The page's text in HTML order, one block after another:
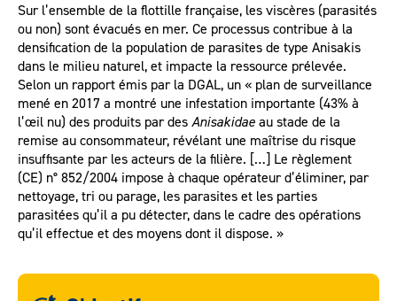
Sur l’ensemble de la flottille française, les viscères (parasités
ou non) sont évacués en mer. Ce processus contribue à la
densification de la population de parasites de type Anisakis
dans le milieu naturel, et impacte la ressource prélevée.
Selon un rapport émis par la DGAL, un « plan de surveillance
mené en 2017 a montré une infestation importante (43% à
l’œil nu) des produits par desAnisakidaeau stade de la
remise au consommateur, révélant une maîtrise du risque
insuffisante par les acteurs de la filière. […] Le règlement
(CE) n° 852/2004 impose à chaque opérateur d’éliminer, par
nettoyage, tri ou parage, les parasites et les parties
parasitées qu’il a pu détecter, dans le cadre des opérations
qu’il effectue et des moyens dont il dispose. »